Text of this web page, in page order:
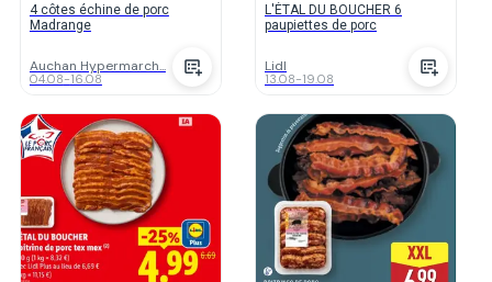
4 côtes échine de porc
Madrange
Auchan Hypermarch...
04.08-16.08
L'ÉTAL DU BOUCHER 6
paupiettes de porc
Lidl
13.08-19.08